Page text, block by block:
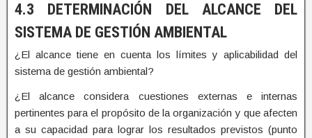
4.3 DETERMINACIÓN DEL ALCANCE DEL
SISTEMA DE GESTIÓN AMBIENTAL
¿El alcance tiene en cuenta los límites y aplicabilidad del
sistema de gestión ambiental?
¿El alcance considera cuestiones externas e internas
pertinentes para el propósito de la organización y que afecten
a su capacidad para lograr los resultados previstos (punto